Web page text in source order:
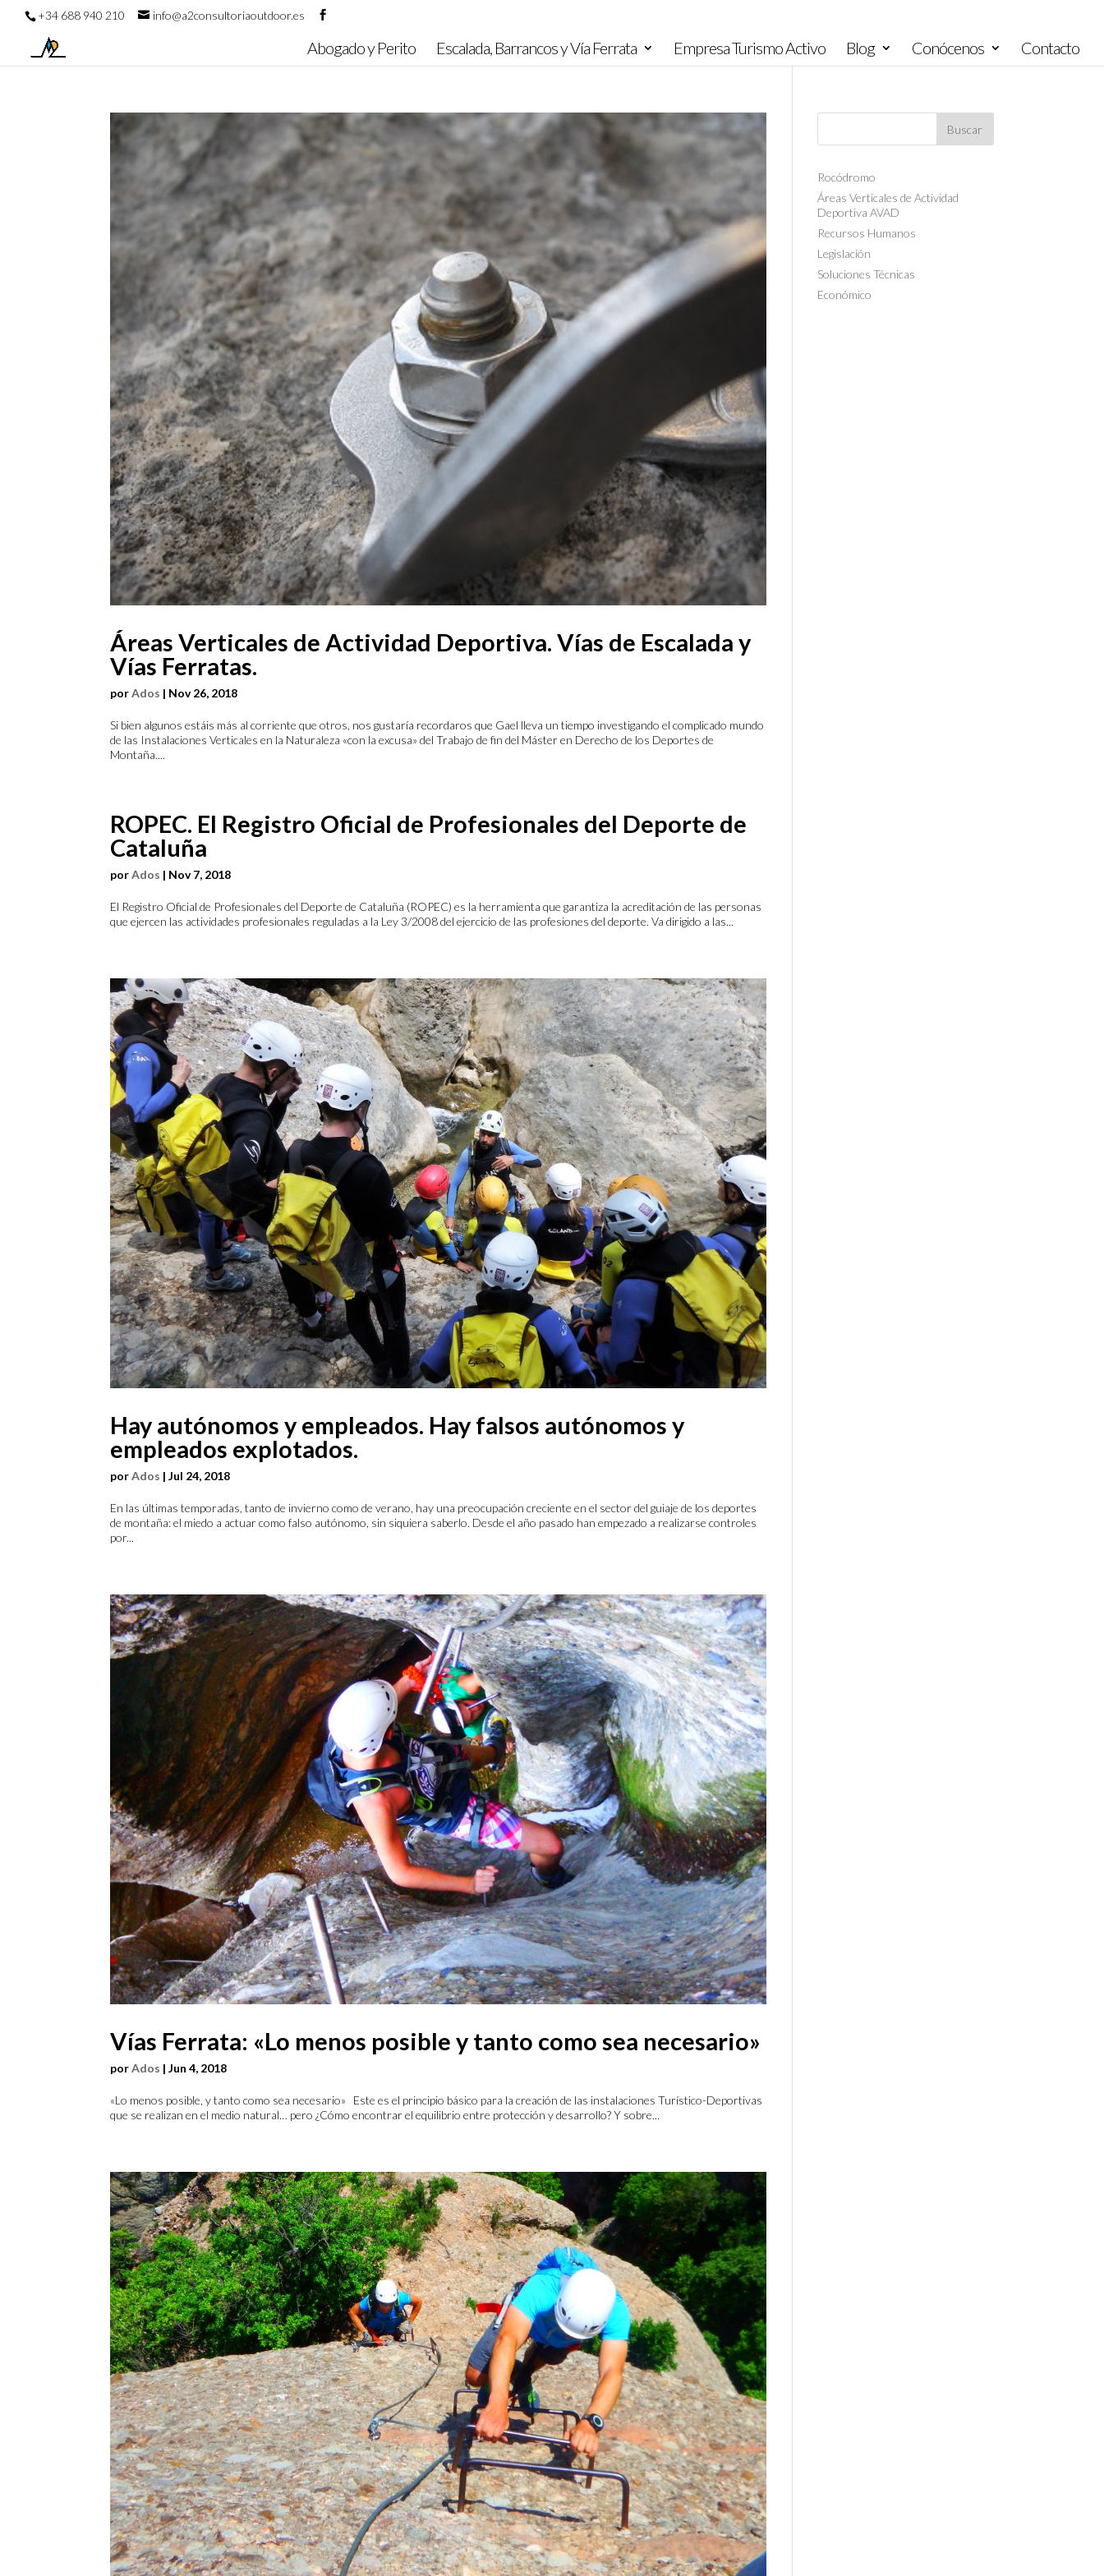
+34 688 940 210 info@a2consultoriaoutdoor.es
Abogado y Perito Escalada, Barrancos y Vía Ferrata Empresa Turismo Activo Blog Conócenos Contacto
Áreas Verticales de Actividad Deportiva. Vías de Escalada y
Vías Ferratas.
porAdos | Nov 26, 2018
Si bien algunos estáis más al corriente que otros, nos gustaría recordaros que Gael lleva un tiempo investigando el complicado mundo
de las Instalaciones Verticales en la Naturaleza «con la excusa» del Trabajo de fin del Máster en Derecho de los Deportes de
Montaña....
ROPEC. El Registro Oficial de Profesionales del Deporte de
Cataluña
porAdos | Nov 7, 2018
El Registro Oficial de Profesionales del Deporte de Cataluña (ROPEC) es la herramienta que garantiza la acreditación de las personas
que ejercen las actividades profesionales reguladas a la Ley 3/2008 del ejercicio de las profesiones del deporte. Va dirigido a las...
Hay autónomos y empleados. Hay falsos autónomos y
empleados explotados.
porAdos |Jul 24, 2018
En las últimas temporadas, tanto de invierno como de verano, hay una preocupación creciente en el sector del guiaje de los deportes
de montaña: el miedo a actuar como falso autónomo, sin siquiera saberlo. Desde el año pasado han empezado a realizarse controles
por...
Vías Ferrata: «Lo menos posible y tanto como sea necesario»
porAdos |Jun 4, 2018
«Lo menos posible, y tanto como sea necesario» Este es el principio básico para la creación de las instalaciones Turístico-Deportivas
que se realizan en el medio natural… pero ¿Cómo encontrar el equilibrio entre protección y desarrollo? Y sobre...
Rocódromo
Áreas Verticales de Actividad
Deportiva AVAD
Recursos Humanos
Legislación
Soluciones Técnicas
Económico